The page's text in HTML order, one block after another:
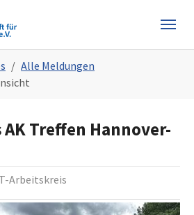
Alle Meldungen
Treffen Hannover-
Arbeitskreis